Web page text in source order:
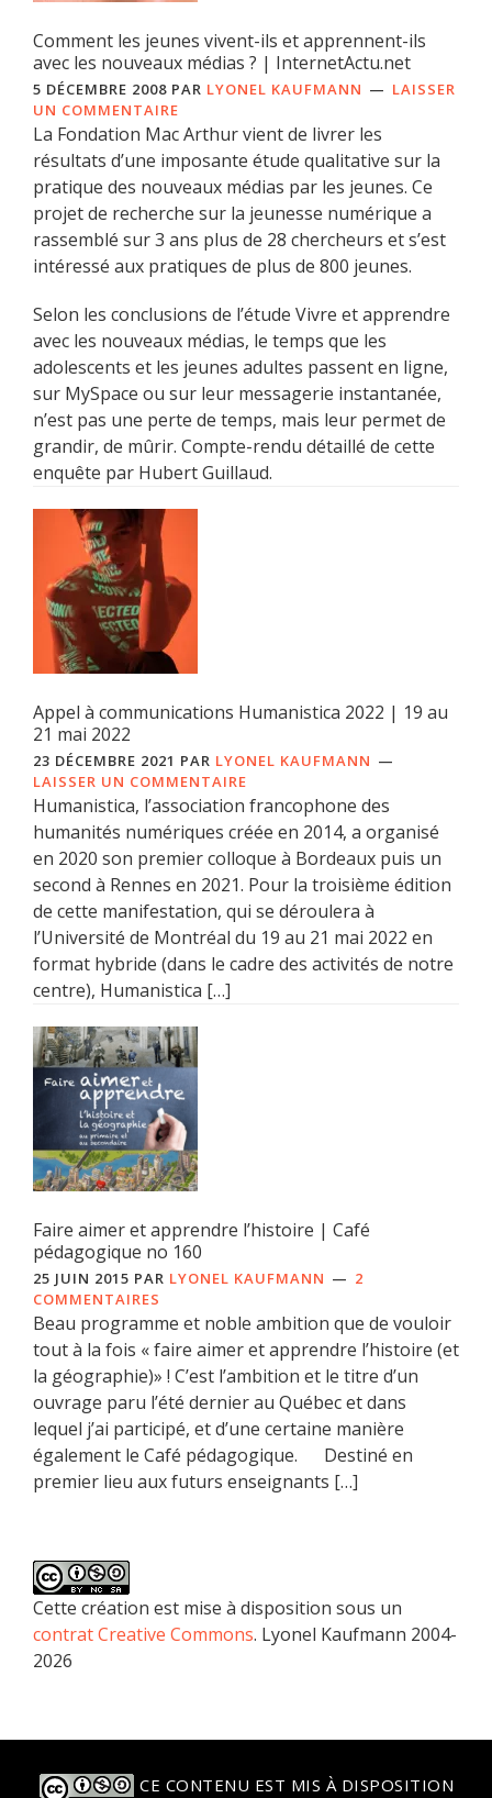
Comment les jeunes vivent-ils et apprennent-ils
avec les nouveaux médias ? | InternetActu.net
5 DÉCEMBRE 2008 PAR LYONEL KAUFMANN
LAISSER
UN COMMENTAIRE
La Fondation Mac Arthur vient de livrer les
résultats d’une imposante étude qualitative sur la
pratique des nouveaux médias par les jeunes. Ce
projet de recherche sur la jeunesse numérique a
rassemblé sur 3 ans plus de 28 chercheurs et s’est
intéressé aux pratiques de plus de 800 jeunes.
Selon les conclusions de l’étude Vivre et apprendre
avec les nouveaux médias, le temps que les
adolescents et les jeunes adultes passent en ligne,
sur MySpace ou sur leur messagerie instantanée,
n’est pas une perte de temps, mais leur permet de
grandir, de mûrir. Compte-rendu détaillé de cette
enquête par Hubert Guillaud.
Appel à communications Humanistica 2022 | 19 au
21 mai 2022
23 DÉCEMBRE 2021 PAR LYONEL KAUFMANN
LAISSER UN COMMENTAIRE
Humanistica, l’association francophone des
humanités numériques créée en 2014, a organisé
en 2020 son premier colloque à Bordeaux puis un
second à Rennes en 2021. Pour la troisième édition
de cette manifestation, qui se déroulera à
l’Université de Montréal du 19 au 21 mai 2022 en
format hybride (dans le cadre des activités de notre
centre), Humanistica […]
Faire aimer et apprendre l’histoire | Café
pédagogique no 160
25 JUIN 2015 PAR LYONEL KAUFMANN
2
COMMENTAIRES
Beau programme et noble ambition que de vouloir
tout à la fois « faire aimer et apprendre l’histoire (et
la géographie)» ! C’est l’ambition et le titre d’un
ouvrage paru l’été dernier au Québec et dans
lequel j’ai participé, et d’une certaine manière
également le Café pédagogique. Destiné en
premier lieu aux futurs enseignants […]
Cette création est mise à disposition sous un
contrat Creative Commons. Lyonel Kaufmann 2004-
2026
CE CONTENU EST MIS À DISPOSITION